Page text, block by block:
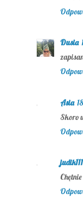
Dusia
Asia
Skoro